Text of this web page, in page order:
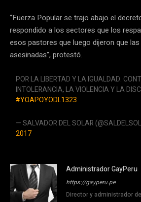
“Fuerza Popular se trajo abajo el
respondido a los sectores que los
esos pastores que luego dijeron que
asesinadas”, protestó.
POR LA LIBERTAD Y LA IGUALDAD.
INTOLERANCIA, LA VIOLENCIA Y LA
#YOAPOYODL1323
— SALVADOR DEL SOLAR
2017
Administrador GayPeru
https://gayperu.pe
Director y administrador